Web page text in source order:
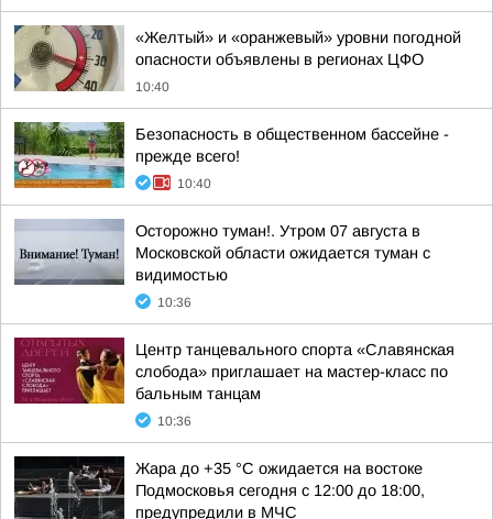
«Желтый» и «оранжевый» уровни погодной
опасности объявлены в регионах ЦФО
10:40
Безопасность в общественном бассейне -
прежде всего!
10:40
Осторожно туман!. Утром 07 августа в
Московской области ожидается туман с
видимостью
10:36
Центр танцевального спорта «Славянская
слобода» приглашает на мастер-класс по
бальным танцам
10:36
Жара до +35 °С ожидается на востоке
Подмосковья сегодня с 12:00 до 18:00,
предупредили в МЧС